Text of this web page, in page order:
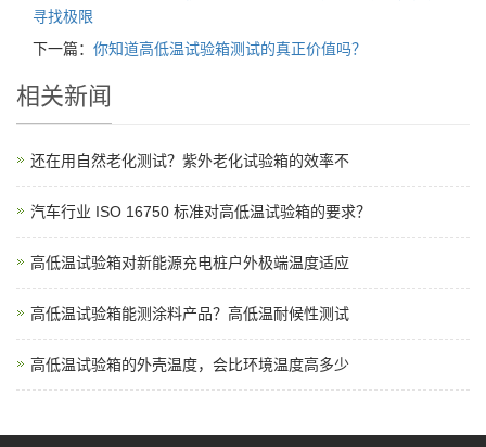
寻找极限
下一篇： 你知道高低温试验箱测试的真正价值吗？
相关新闻
还在用自然老化测试？紫外老化试验箱的效率不
汽车行业 ISO 16750 标准对高低温试验箱的要求？
高低温试验箱对新能源充电桩户外极端温度适应
高低温试验箱能测涂料产品？高低温耐候性测试
高低温试验箱的外壳温度，会比环境温度高多少